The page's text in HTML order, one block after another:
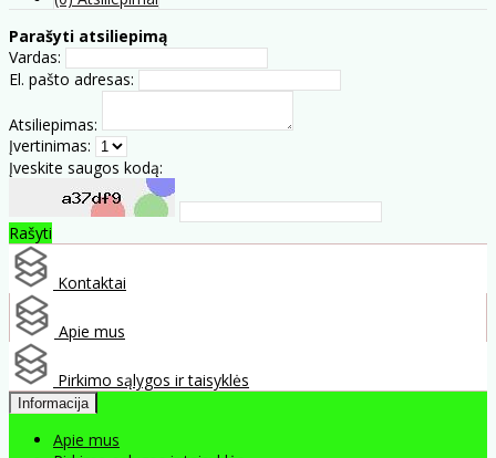
Parašyti atsiliepimą
Vardas:
El. pašto adresas:
Atsiliepimas:
Įvertinimas:
Įveskite saugos kodą:
Rašyti
Kontaktai
Apie mus
Pirkimo sąlygos ir taisyklės
Informacija
Apie mus